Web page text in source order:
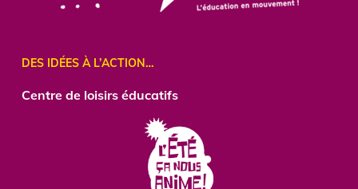
DES IDÉES À L’ACTION…
Centrede loisirs éducatifs